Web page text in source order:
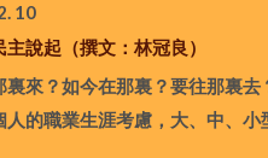
10
說起（撰文：林冠良）
？如今在那裏？要往那裏去
人的職業生涯考慮，大、中、